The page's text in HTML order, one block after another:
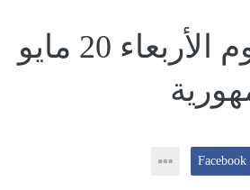
موعد أذان العشاء اليوم الأربعاء 20 مايو